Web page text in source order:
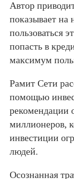
Автор
показывает на
пользоваться
попасть в
максимум
Рамит Сети
помощью
рекомендации
миллионеров,
инвестиции
людей.
Осознанная